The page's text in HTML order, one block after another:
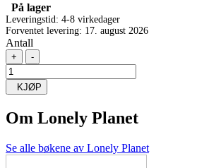
På lager
Leveringstid: 4-8 virkedager
Forventet levering: 17. august 2026
Antall
+ -
KJØP
Om Lonely Planet
Se alle bøkene av Lonely Planet